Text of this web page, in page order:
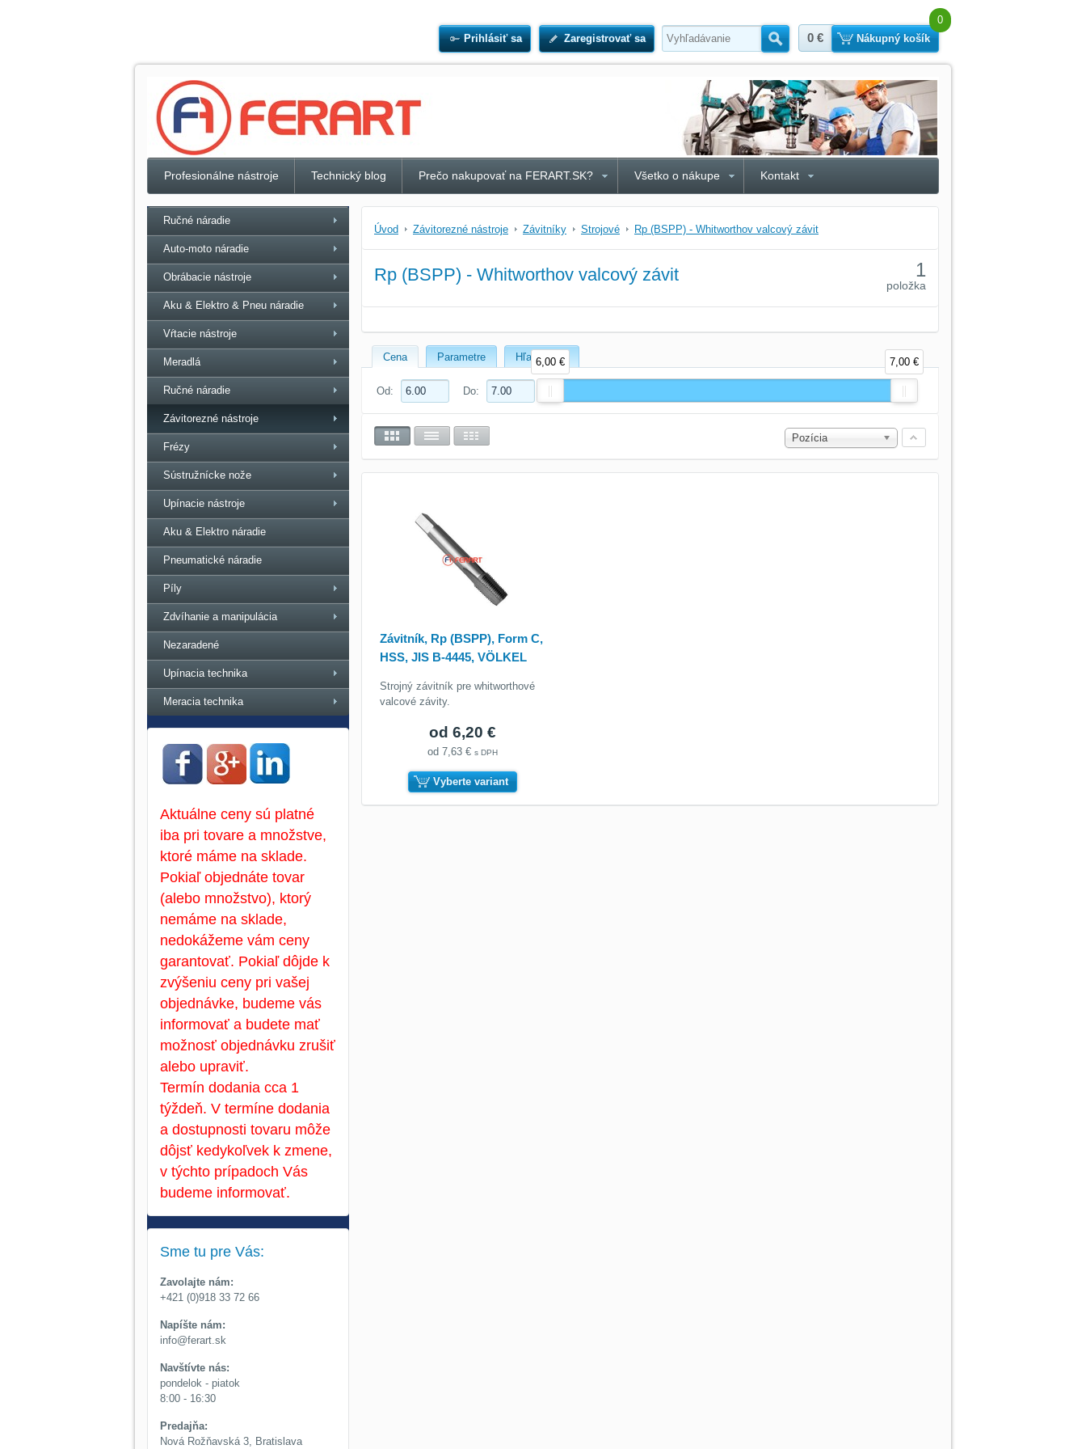
Prihlásiť sa Zaregistrovať sa Hľadať
0 €
0
Nákupný košík
Profesionálne nástroje Technický blog Prečo nakupovať na FERART.SK? Všetko o nákupe Kontakt
Úvod Závitorezné nástroje Závitníky Strojové Rp (BSPP) - Whitworthov valcový závit
Rp (BSPP) - Whitworthov valcový závit 1
položka
Cena Parametre Hľadať text
Od: Do:
6,00 € 7,00 €
Pozícia
Závitník, Rp (BSPP), Form C,
HSS, JIS B-4445, VÖLKEL
Strojný závitník pre whitworthové
valcové závity.
od 6,20 €
od 7,63 €s DPH
Vyberte variant
Ručné náradie
Auto-moto náradie
Obrábacie nástroje
Aku & Elektro & Pneu náradie
Vŕtacie nástroje
Meradlá
Ručné náradie
Závitorezné nástroje
Frézy
Sústružnícke nože
Upínacie nástroje
Aku & Elektro náradie
Pneumatické náradie
Píly
Zdvíhanie a manipulácia
Nezaradené
Upínacia technika
Meracia technika
Aktuálne ceny sú platné
iba pri tovare a množstve,
ktoré máme na sklade.
Pokiaľ objednáte tovar
(alebo množstvo), ktorý
nemáme na sklade,
nedokážeme vám ceny
garantovať. Pokiaľ dôjde k
zvýšeniu ceny pri vašej
objednávke, budeme vás
informovať a budete mať
možnosť objednávku zrušiť
alebo upraviť.
Termín dodania cca 1
týždeň. V termíne dodania
a dostupnosti tovaru môže
dôjsť kedykoľvek k zmene,
v týchto prípadoch Vás
budeme informovať.
Sme tu pre Vás:
Zavolajte nám:
+421 (0)918 33 72 66
Napíšte nám:
info@ferart.sk
Navštívte nás:
pondelok - piatok
8:00 - 16:30
Predajňa:
Nová Rožňavská 3, Bratislava